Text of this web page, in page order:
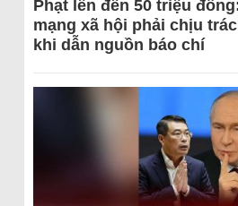
Phạt lên đến 50 triệu
mạng xã hội phải chịu
khi dẫn nguồn báo chí